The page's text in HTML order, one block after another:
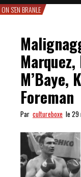
ON S'EN BRANLE
M’Baye,
Foreman
Par cultureboxe le 29